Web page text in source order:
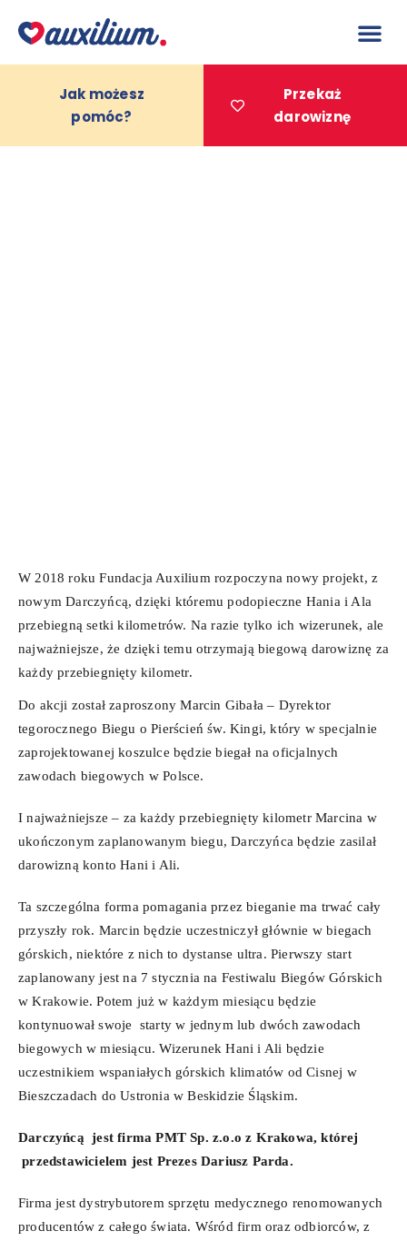
treści
Jak możesz
pomóc?
Przekaż
darowiznę
W 2018 roku Fundacja Auxilium rozpoczyna nowy projekt, z
nowym Darczyńcą, dzięki któremu podopieczne Hania i Ala
przebiegną setki kilometrów. Na razie tylko ich wizerunek, ale
najważniejsze, że dzięki temu otrzymają biegową darowiznę za
każdy przebiegnięty kilometr.
Do akcji został zaproszony Marcin Gibała – Dyrektor
tegorocznego Biegu o Pierścień św. Kingi, który w specjalnie
zaprojektowanej koszulce będzie biegał na oficjalnych
zawodach biegowych w Polsce.
I najważniejsze – za każdy przebiegnięty kilometr Marcina w
ukończonym zaplanowanym biegu, Darczyńca będzie zasilał
darowizną konto Hani i Ali.
Ta szczególna forma pomagania przez bieganie ma trwać cały
przyszły rok. Marcin będzie uczestniczył głównie w biegach
górskich, niektóre z nich to dystanse ultra. Pierwszy start
zaplanowany jest na 7 stycznia na Festiwalu Biegów Górskich
w Krakowie. Potem już w każdym miesiącu będzie
kontynuował swoje starty w jednym lub dwóch zawodach
biegowych w miesiącu. Wizerunek Hani i Ali będzie
uczestnikiem wspaniałych górskich klimatów od Cisnej w
Bieszczadach do Ustronia w Beskidzie Śląskim.
Darczyńcą jest firma PMT Sp. z.o.o z Krakowa, której
przedstawicielem jest Prezes Dariusz Parda.
Firma jest dystrybutorem sprzętu medycznego renomowanych
producentów z całego świata. Wśród firm oraz odbiorców, z